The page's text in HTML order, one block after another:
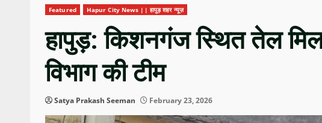
Featured Hapur City News || हापुड़ शहर न्यूज़
हापुड़: किशनगंज स्थित तेल मिल
विभाग की टीम
Satya Prakash Seeman February 23, 2026